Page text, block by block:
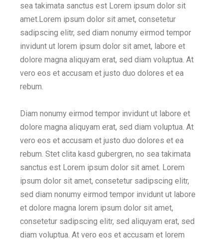
sea takimata sanctus est Lorem ipsum dolor sit
amet.Lorem ipsum dolor sit amet, consetetur
sadipscing elitr, sed diam nonumy eirmod tempor
invidunt ut lorem ipsum dolor sit amet, labore et
dolore magna aliquyam erat, sed diam voluptua. At
vero eos et accusam et justo duo dolores et ea
rebum.
Diam nonumy eirmod tempor invidunt ut labore et
dolore magna aliquyam erat, sed diam voluptua. At
vero eos et accusam et justo duo dolores et ea
rebum. Stet clita kasd gubergren, no sea takimata
sanctus est Lorem ipsum dolor sit amet. Lorem
ipsum dolor sit amet, consetetur sadipscing elitr,
sed diam nonumy eirmod tempor invidunt ut labore
et dolore magna lorem ipsum dolor sit amet,
consetetur sadipscing elitr, sed aliquyam erat, sed
diam voluptua. At vero eos et accusam et lorem